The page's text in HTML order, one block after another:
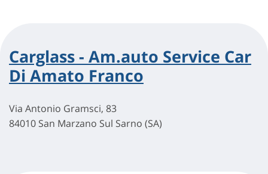
Carglass - Am.auto Service Car
Di Amato Franco
Via Antonio Gramsci, 83
84010 San Marzano Sul Sarno (SA)